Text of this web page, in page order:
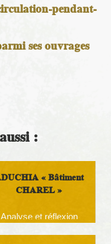
pendant-
ses ouvrages
:
« Bâtiment
CHAREL »
Analyse et réflexion